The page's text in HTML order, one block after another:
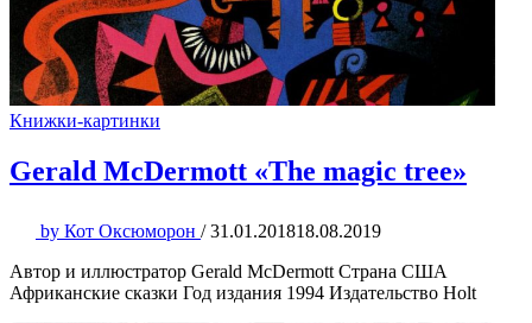
Книжки-картинки
Gerald McDermott «The magic tree»
by Кот Оксюморон / 31.01.201818.08.2019
Автор и иллюстратор Gerald McDermott Страна США
Африканские сказки Год издания 1994 Издательство Holt